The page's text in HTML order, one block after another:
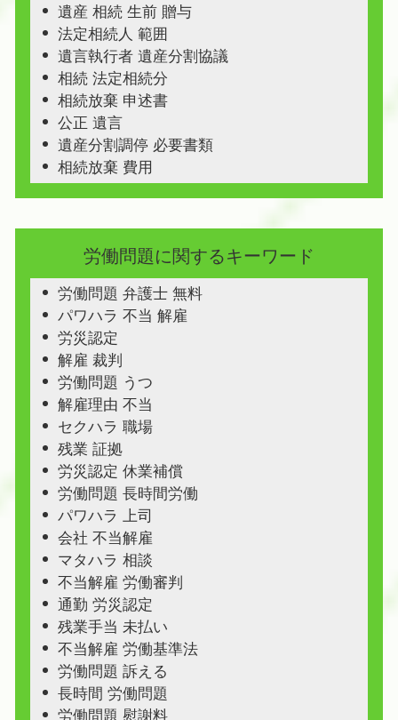
遺産 相続 生前 贈与
法定相続人 範囲
遺言執行者 遺産分割協議
相続 法定相続分
相続放棄 申述書
公正 遺言
遺産分割調停 必要書類
相続放棄 費用
労働問題に関するキーワード
労働問題 弁護士 無料
パワハラ 不当 解雇
労災認定
解雇 裁判
労働問題 うつ
解雇理由 不当
セクハラ 職場
残業 証拠
労災認定 休業補償
労働問題 長時間労働
パワハラ 上司
会社 不当解雇
マタハラ 相談
不当解雇 労働審判
通勤 労災認定
残業手当 未払い
不当解雇 労働基準法
労働問題 訴える
長時間 労働問題
労働問題 慰謝料